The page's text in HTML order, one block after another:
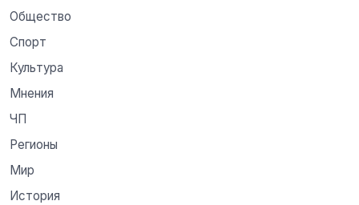
Общество
Спорт
Культура
Мнения
ЧП
Регионы
Мир
История